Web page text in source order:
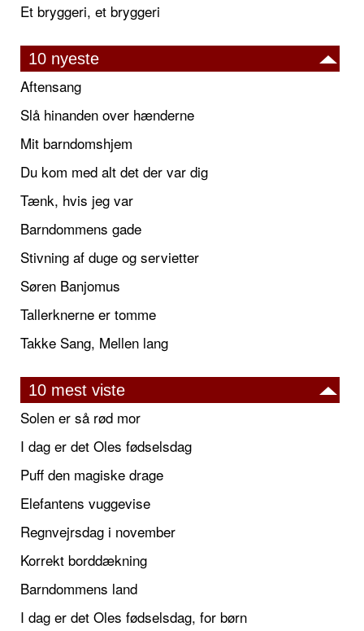
Et bryggeri, et bryggeri
10 nyeste
Aftensang
Slå hinanden over hænderne
Mit barndomshjem
Du kom med alt det der var dig
Tænk, hvis jeg var
Barndommens gade
Stivning af duge og servietter
Søren Banjomus
Tallerknerne er tomme
Takke Sang, Mellen lang
10 mest viste
Solen er så rød mor
I dag er det Oles fødselsdag
Puff den magiske drage
Elefantens vuggevise
Regnvejrsdag i november
Korrekt borddækning
Barndommens land
I dag er det Oles fødselsdag, for børn